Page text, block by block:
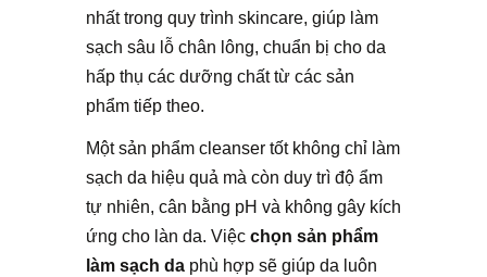
nhất trong quy trình skincare, giúp làm
sạch sâu lỗ chân lông, chuẩn bị cho da
hấp thụ các dưỡng chất từ các sản
phẩm tiếp theo.
Một sản phẩm cleanser tốt không chỉ làm
sạch da hiệu quả mà còn duy trì độ ẩm
tự nhiên, cân bằng pH và không gây kích
ứng cho làn da. Việc chọn sản phẩm
làm sạch da phù hợp sẽ giúp da luôn